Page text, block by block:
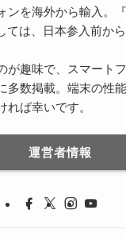
ンを海外から輸入。『
ては、日本参入前か
が趣味で、スマート
多数掲載。端末の性能
れば幸いです。
運営者情報